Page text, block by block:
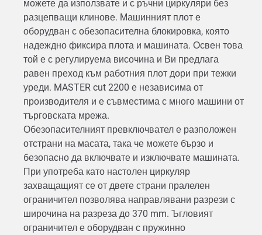
можете да използвате и с ръчни циркуляри без
разцепващи клинове. Машинният плот е
оборудван с обезопасителна блокировка, която
надеждно фиксира плота и машината. Освен това
той е с регулируема височина и Ви предлага
равен преход към работния плот дори при тежки
уреди. MASTER cut 2200 е независима от
производителя и е съвместима с много машини от
търговската мрежа.
Обезопасителният превключвател е разположен
отстрани на масата, така че можете бързо и
безопасно да включвате и изключвате машината.
При употреба като настолен циркуляр
захващащият се от двете страни пралелен
ограничител позволява направлявани разрези с
широчина на разреза до 370 mm. Ъгловият
ограничител е оборудван с пружинно